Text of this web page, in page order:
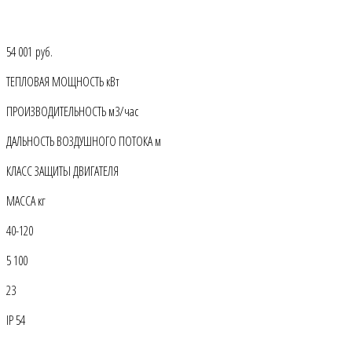
54 001 руб.
ТЕПЛОВАЯ МОЩНОСТЬ кВт
ПРОИЗВОДИТЕЛЬНОСТЬ м3/час
ДАЛЬНОСТЬ ВОЗДУШНОГО ПОТОКА м
КЛАСС ЗАЩИТЫ ДВИГАТЕЛЯ
МАССА кг
40-120
5 100
23
IP 54